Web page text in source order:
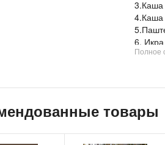
3.Каша
4.Каша
6. Икра
10.Чай
Полное
товары